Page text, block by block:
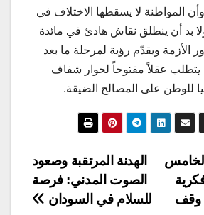
وأن المواطنة لا يسقطها الاختلاف في
بد أن ينطلق نقاش هادئ في مائدة
الأزمة ويقدّم رؤية لمرحلة ما بعد
يتطلب عقلاً مفتوحاً لحوار شفاف
للوطن على المصالح الضيقة.
الهدنة المرتقبة وصعود
الصوت المدني: فرصة
للسلام في السودان
وقف